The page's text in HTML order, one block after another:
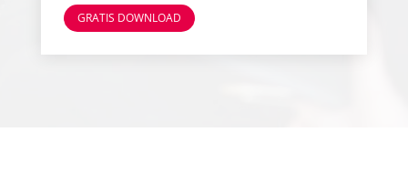
GRATIS DOWNLOAD